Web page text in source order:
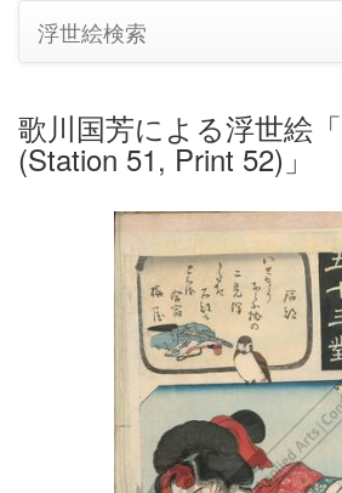
浮世絵検索
歌川国芳による浮世絵
(Station 51, Print 52)」